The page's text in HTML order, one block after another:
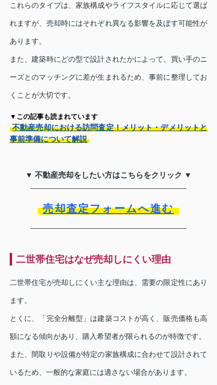
これらのタイプは、家族構成やライフスタイルに応じて選ば
れますが、売却時にはそれぞれ異なる影響を及ぼす可能性が
あります。
また、建築時にどの型で設計されたかによって、買い手のニ
ーズとのマッチングに差が生まれるため、事前に整理してお
くことが大切です。
▼この記事も読まれています
不動産売却における訪問査定！メリット・デメリットと
事前準備について解説
▼ 不動産売却をしたい方はこちらをクリック ▼
売却査定フォームへ進む
二世帯住宅はなぜ売却しにくい理由
二世帯住宅が売却しにくい主な理由は、需要の限定性にあり
ます。
とくに、「完全分離型」は建築コストが高く、販売価格も高
額になる傾向があり、購入希望者が限られるのが特徴です。
また、間取りや設備が特定の家族構成に合わせて設計されて
いるため、一般的な家庭には適さない場合があります。